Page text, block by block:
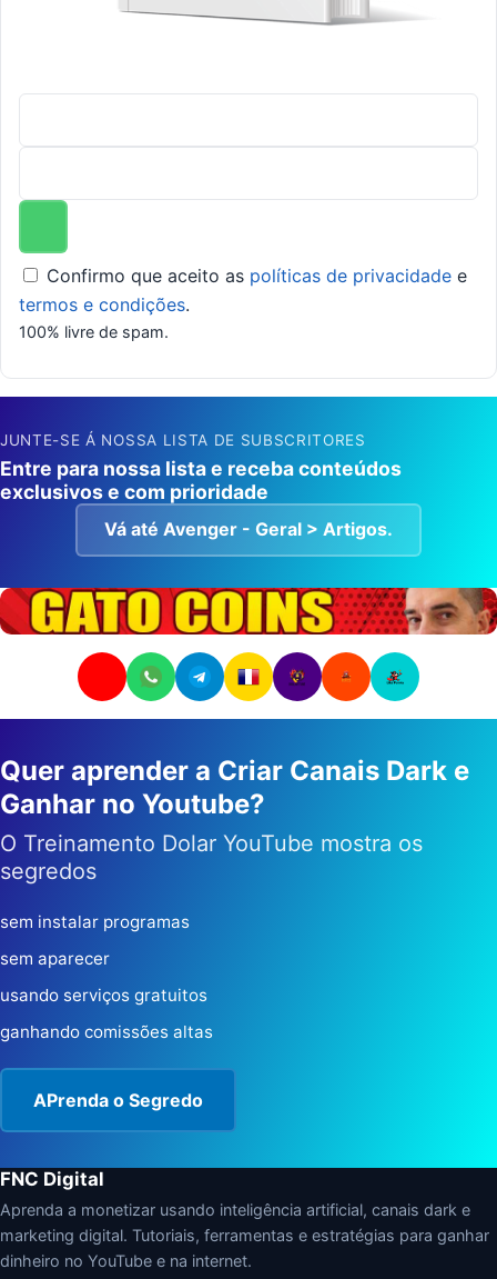
Confirmo que aceito as políticas de privacidade e
termos e condições.
100% livre de spam.
JUNTE-SE Á NOSSA LISTA DE SUBSCRITORES
Entre para nossa lista e receba conteúdos
exclusivos e com prioridade
Vá até Avenger - Geral > Artigos.
Quer aprender a Criar Canais Dark e
Ganhar no Youtube?
O Treinamento Dolar YouTube mostra os
segredos
sem instalar programas
sem aparecer
usando serviços gratuitos
ganhando comissões altas
APrenda o Segredo
FNC Digital
Aprenda a monetizar usando inteligência artificial, canais dark e
marketing digital. Tutoriais, ferramentas e estratégias para ganhar
dinheiro no YouTube e na internet.